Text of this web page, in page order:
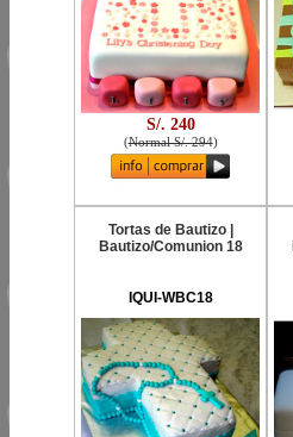
S/. 240
(Normal S/. 294)
Tortas de Bautizo |
Bautizo/Comunion 18
IQUI-WBC18